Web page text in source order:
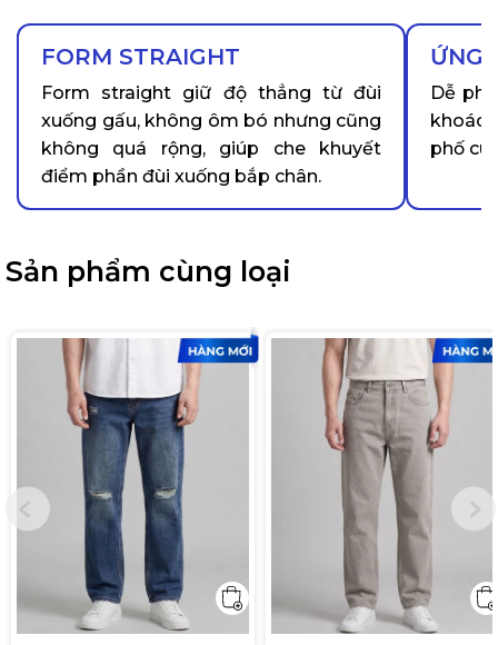
FORM STRAIGHT
Form straight giữ độ thẳng từ đùi
xuống gấu, không ôm bó nhưng cũng
không quá rộng, giúp che khuyết
điểm phần đùi xuống bắp chân.
ỨNG
Dễ
khoác
phố
Sản phẩm cùng loại